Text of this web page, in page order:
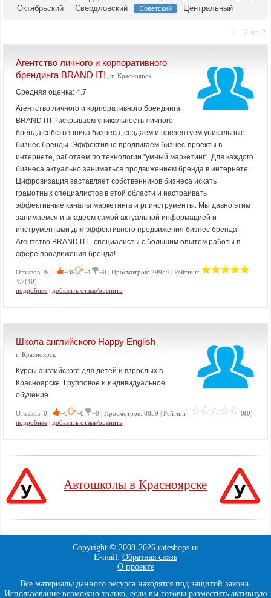
Октябрьский
Свердловский Советский Центральный
1—2 из 2.
Агентство личного и корпоративного
брендинга BRAND IT!
, г. Красноярск
Средняя оценка: 4.7
Агентство личного и корпоративного брендинга
BRAND IT! Раскрываем уникальность личного
бренда собственника бизнеса, создаем и презентуем уникальные
бизнес бренды. Эффективно продвигаем бизнес-проекты в
интернете, работаем по технологии "умный маркетинг". Для каждого
бизнеса актуально заниматься продвижением бренда в интернете.
Цифровизация заставляет собственников бизнеса искать
грамотных специалистов в этой области и настраивать
эффективные каналы маркетинга и pr инструменты. Мы давно этим
занимаемся и владеем самой актуальной информацией и
инструментами для эффективного продвижения бизнес бренда.
Агентство BRAND IT! - специалисты с большим опытом работы в
сфере продвижения бренда!
Отзывов: 40 −39 −1
−0 | Просмотров: 29954 | Рейтинг:
4.7(40)
подробнее | добавить отзыв/оценить
Школа английского Happy English
г. Красноярск
Курсы английского для детей и взрослых в
Красноярске. Групповое и индивидуальное
обучение.
Отзывов: 0 −0 −0 −0 | Просмотров: 8859 | Рейтинг:
0(0)
подробнее | добавить отзыв/оценить
Автошколы в Красноярске
Copyright © 2008-2026 rateshops.ru
E-mail: Обратная связь
О проекте
Все материалы данного ресурса находятся под защитой закона.
Использование возможно только, если вы готовы разместить активную